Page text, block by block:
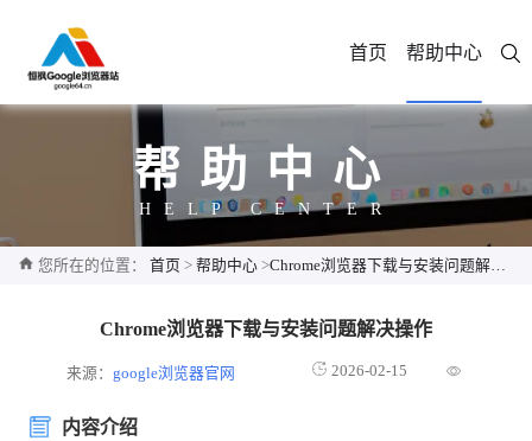
首页 帮助中心
帮助中心
HELP CENTER
您所在的位置： 首页 > 帮助中心 >Chrome浏览器下载与安装问题解决操作
Chrome浏览器下载与安装问题解决操作
来源：google浏览器官网 2026-02-15
内容介绍